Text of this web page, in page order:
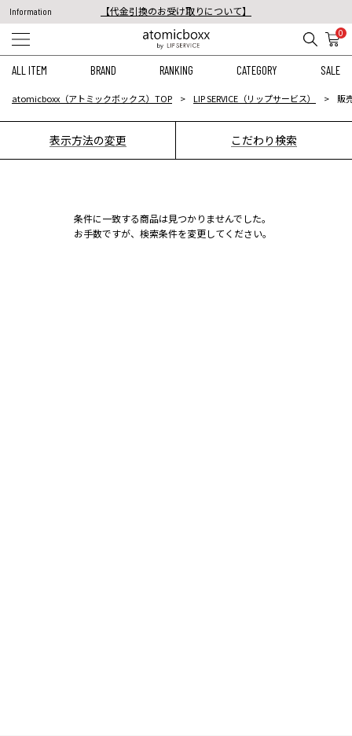
Information
【代金引換のお受け取りについて】
税込11,000円以上のご注文で送料無料！
0
ALL ITEM BRAND RANKING CATEGORY SALE
atomicboxx（アトミックボックス）TOP LIP SERVICE（リップサービス） 販
表示方法の変更 こだわり検索
条件に一致する商品は見つかりませんでした。
お手数ですが、検索条件を変更してください。